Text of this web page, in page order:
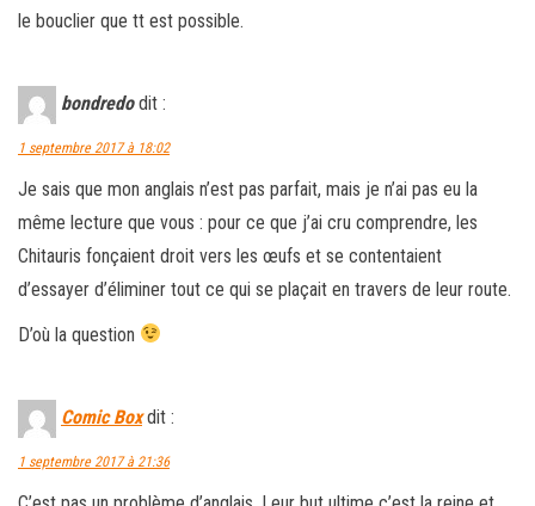
le bouclier que tt est possible.
bondredo dit :
1 septembre 2017 à 18:02
Je sais que mon anglais n’est pas parfait, mais je n’ai pas eu la
même lecture que vous : pour ce que j’ai cru comprendre, les
Chitauris fonçaient droit vers les œufs et se contentaient
d’essayer d’éliminer tout ce qui se plaçait en travers de leur route.
D’où la question
Comic Box dit :
1 septembre 2017 à 21:36